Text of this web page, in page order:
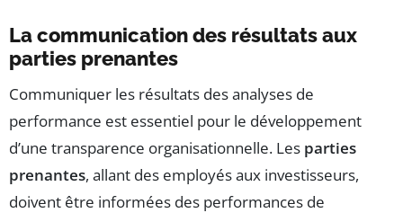
La communication des résultats aux
parties prenantes
Communiquer les résultats des analyses de
performance est essentiel pour le développement
d’une transparence organisationnelle. Les parties
prenantes, allant des employés aux investisseurs,
doivent être informées des performances de